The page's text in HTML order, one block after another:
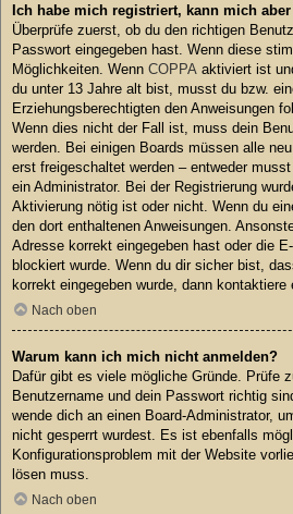
Ich habe mich registriert, kann mich
Überprüfe zuerst, ob du den richtigen
Passwort eingegeben hast. Wenn diese
Möglichkeiten. Wenn COPPA aktiviert ist
du unter 13 Jahre alt bist, musst du bzw.
Erziehungsberechtigten den Anweisungen
Wenn dies nicht der Fall ist, muss dein
werden. Bei einigen Boards müssen alle
erst freigeschaltet werden – entweder
ein Administrator. Bei der Registrierung
Aktivierung nötig ist oder nicht. Wenn du
den dort enthaltenen Anweisungen.
Adresse korrekt eingegeben hast oder die
blockiert wurde. Wenn du dir sicher bist,
korrekt eingegeben wurde, dann kontaktiere
Nach oben
Warum kann ich mich nicht anmelden?
Dafür gibt es viele mögliche Gründe. Prüfe
Benutzername und dein Passwort richtig
wende dich an einen Board-Administrator,
nicht gesperrt wurdest. Es ist ebenfalls
Konfigurationsproblem mit der Website
lösen muss.
Nach oben